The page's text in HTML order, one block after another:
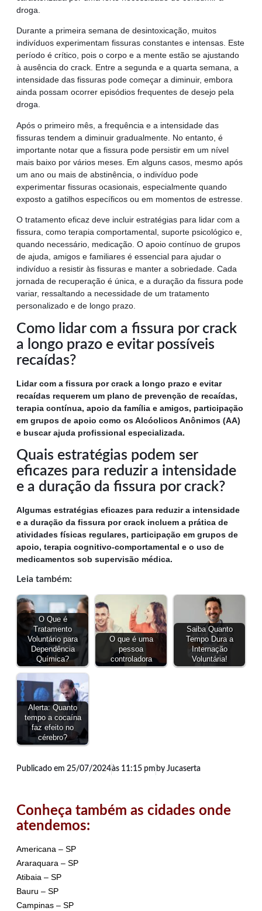
droga.
Durante a primeira semana de desintoxicação, muitos
indivíduos experimentam fissuras constantes e intensas. Este
período é crítico, pois o corpo e a mente estão se ajustando
à ausência do crack. Entre a segunda e a quarta semana, a
intensidade das fissuras pode começar a diminuir, embora
ainda possam ocorrer episódios frequentes de desejo pela
droga.
Após o primeiro mês, a frequência e a intensidade das
fissuras tendem a diminuir gradualmente. No entanto, é
importante notar que a fissura pode persistir em um nível
mais baixo por vários meses. Em alguns casos, mesmo após
um ano ou mais de abstinência, o indivíduo pode
experimentar fissuras ocasionais, especialmente quando
exposto a gatilhos específicos ou em momentos de estresse.
O tratamento eficaz deve incluir estratégias para lidar com a
fissura, como terapia comportamental, suporte psicológico e,
quando necessário, medicação. O apoio contínuo de grupos
de ajuda, amigos e familiares é essencial para ajudar o
indivíduo a resistir às fissuras e manter a sobriedade. Cada
jornada de recuperação é única, e a duração da fissura pode
variar, ressaltando a necessidade de um tratamento
personalizado e de longo prazo.
Como lidar com a fissura por crack
a longo prazo e evitar possíveis
recaídas?
Lidar com a fissura por crack a longo prazo e evitar
recaídas requerem um plano de prevenção de recaídas,
terapia contínua, apoio da família e amigos, participação
em grupos de apoio como os Alcóolicos Anônimos (AA)
e buscar ajuda profissional especializada.
Quais estratégias podem ser
eficazes para reduzir a intensidade
e a duração da fissura por crack?
Algumas estratégias eficazes para reduzir a intensidade
e a duração da fissura por crack incluem a prática de
atividades físicas regulares, participação em grupos de
apoio, terapia cognitivo-comportamental e o uso de
medicamentos sob supervisão médica.
Leia também:
O Que é
Tratamento
Voluntário para
Dependência
Química?
O que é uma
pessoa
controladora
Saiba Quanto
Tempo Dura a
Internação
Voluntária!
Alerta: Quanto
tempo a cocaína
faz efeito no
cérebro?
Publicado em 25/07/2024às 11:15 pm by Jucaserta
Conheça também as cidades onde
atendemos:
Americana – SP
Araraquara – SP
Atibaia – SP
Bauru – SP
Campinas – SP